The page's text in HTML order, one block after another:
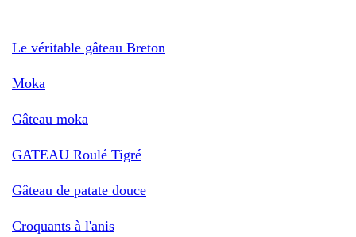
Le véritable gâteau Breton
Moka
Gâteau moka
GATEAU Roulé Tigré
Gâteau de patate douce
Croquants à l'anis